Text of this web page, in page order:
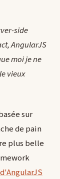
side
AngularJS
moi je ne
vieux
sur
de pain
plus belle
d'AngularJS